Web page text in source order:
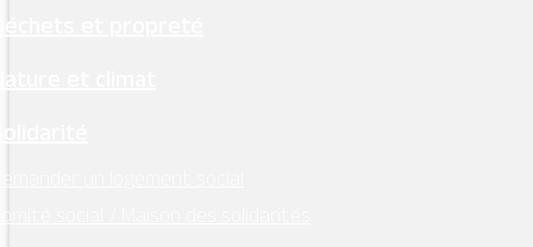
et propreté
et climat
un logement social
social / Maison des solidarités